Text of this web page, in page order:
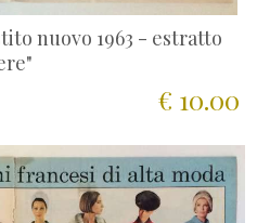
nuovo 1963 - estratto
€ 10.00